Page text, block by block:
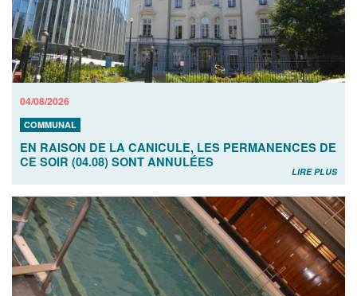
04/08/2026
COMMUNAL
EN RAISON DE LA CANICULE, LES PERMANENCES DE
CE SOIR (04.08) SONT ANNULÉES
LIRE PLUS